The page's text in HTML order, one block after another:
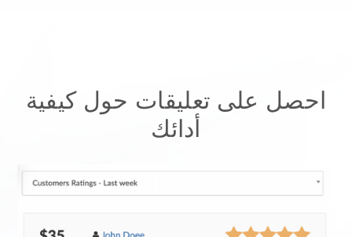
احصل على تعليقات حول كيفية
أدائك